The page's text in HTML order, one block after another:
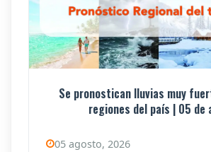
Se pronostican lluvias muy
regiones del país | 05 de
05 agosto, 2026